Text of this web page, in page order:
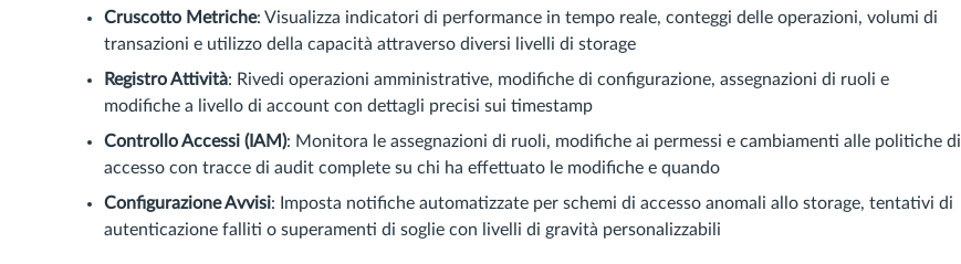
Cruscotto Metriche: Visualizza indicatori di performance in tempo reale, conteggi delle operazioni, volumi di
transazioni e utilizzo della capacità attraverso diversi livelli di storage
Registro Attività: Rivedi operazioni amministrative, modifiche di configurazione, assegnazioni di ruoli e
modifiche a livello di account con dettagli precisi sui timestamp
Controllo Accessi (IAM): Monitora le assegnazioni di ruoli, modifiche ai permessi e cambiamenti alle politiche di
accesso con tracce di audit complete su chi ha effettuato le modifiche e quando
Configurazione Avvisi: Imposta notifiche automatizzate per schemi di accesso anomali allo storage, tentativi di
autenticazione falliti o superamenti di soglie con livelli di gravità personalizzabili